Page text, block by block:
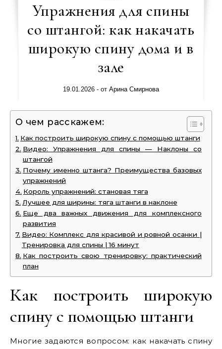
Упражнения для спины
со штангой: как накачать
широкую спину дома и в
зале
19.01.2026 - от Арина Смирнова
О чем расскажем:
Как построить широкую спину с помощью штанги
Видео: Упражнения для спины — Наклоны со
штангой
Почему именно штанга? Преимущества базовых
упражнений
Король упражнений: становая тяга
Лучшее для ширины: тяга штанги в наклоне
Еще два важных движения для комплексного
развития
Видео: Комплекс для красивой и ровной осанки |
Тренировка для спины | 16 минут
Как построить свою тренировку: практический
план
Как построить широкую
спину с помощью штанги
Многие задаются вопросом: как накачать спину